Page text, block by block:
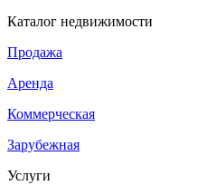
Каталог недвижимости
Продажа
Аренда
Коммерческая
Зарубежная
Услуги